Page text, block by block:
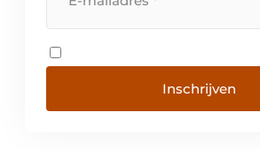
Inschrijven